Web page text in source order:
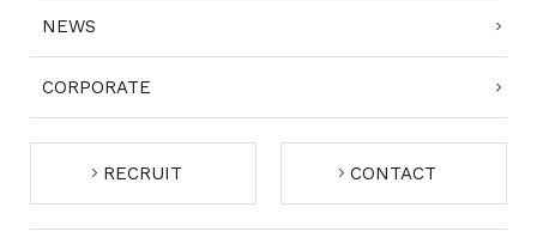
NEWS
CORPORATE
RECRUIT CONTACT